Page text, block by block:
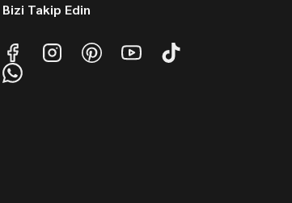
Bizi Takip Edin